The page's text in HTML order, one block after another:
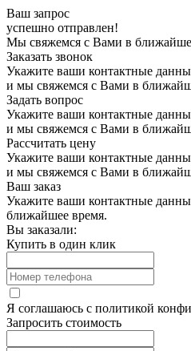
Ваш запрос
успешно отправлен!
Мы свяжемся с Вами в
Заказать звонок
Укажите ваши контактные
и мы свяжемся с Вами в
Задать вопрос
Укажите ваши контактные
и мы свяжемся с Вами в
Рассчитать цену
Укажите ваши контактные
и мы свяжемся с Вами в
Ваш заказ
Укажите ваши контактные
ближайшее время.
Вы заказали:
Купить в один клик
Я соглашаюсь с политикой
Запросить стоимость